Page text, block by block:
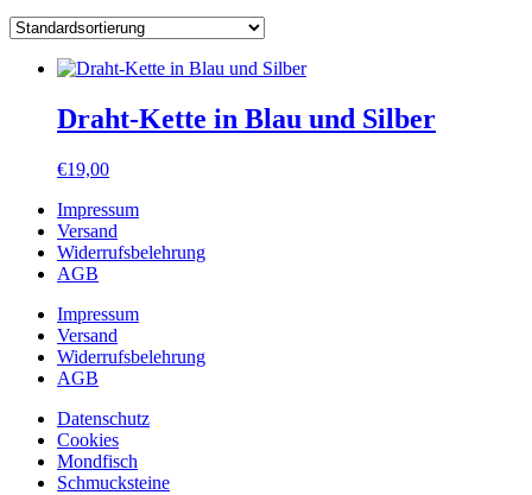
Draht-Kette in Blau und Silber
€19,00
Impressum
Versand
Widerrufsbelehrung
AGB
Impressum
Versand
Widerrufsbelehrung
AGB
Datenschutz
Cookies
Mondfisch
Schmucksteine